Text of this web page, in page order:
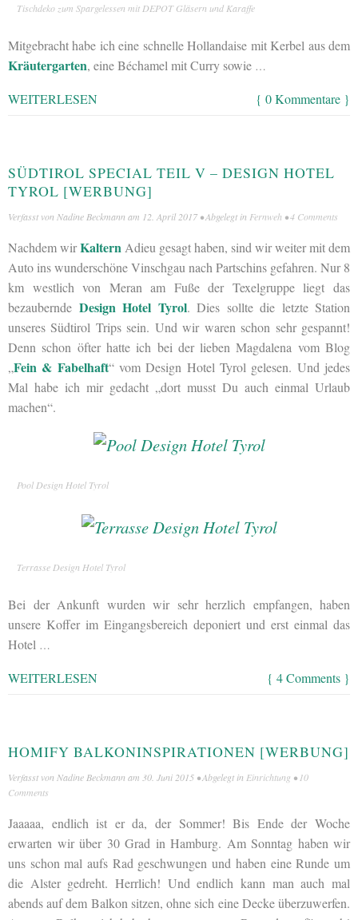
Tischdeko zum Spargelessen mit DEPOT Gläsern und Karaffe
Mitgebracht habe ich eine schnelle Hollandaise mit Kerbel aus dem
Kräutergarten, eine Béchamel mit Curry sowie …
WEITERLESEN { 0 Kommentare }
SÜDTIROL SPECIAL TEIL V – DESIGN HOTEL
TYROL [WERBUNG]
Verfasst von Nadine Beckmann am 12. April 2017 • Abgelegt in Fernweh •4 Comments
Nachdem wirKaltern Adieu gesagt haben, sind wir weiter mit dem
Auto ins wunderschöne Vinschgau nach Partschins gefahren. Nur 8
km westlich von Meran am Fuße der Texelgruppe liegt das
bezaubernde Design Hotel Tyrol. Dies sollte die letzte Station
unseres Südtirol Trips sein. Und wir waren schon sehr gespannt!
Denn schon öfter hatte ich bei der lieben Magdalena vom Blog
„Fein & Fabelhaft“ vom Design Hotel Tyrol gelesen. Und jedes
Mal habe ich mir gedacht „dort musst Du auch einmal Urlaub
machen“.
Pool Design Hotel Tyrol
Terrasse Design Hotel Tyrol
Bei der Ankunft wurden wir sehr herzlich empfangen, haben
unsere Koffer im Eingangsbereich deponiert und erst einmal das
Hotel …
WEITERLESEN { 4 Comments }
HOMIFY BALKONINSPIRATIONEN [WERBUNG]
Verfasst von Nadine Beckmann am 30. Juni 2015 • Abgelegt in Einrichtung • 10
Comments
Jaaaaa, endlich ist er da, der Sommer! Bis Ende der Woche
erwarten wir über 30 Grad in Hamburg. Am Sonntag haben wir
uns schon mal aufs Rad geschwungen und haben eine Runde um
die Alster gedreht. Herrlich! Und endlich kann man auch mal
abends auf dem Balkon sitzen, ohne sich eine Decke überzuwerfen.